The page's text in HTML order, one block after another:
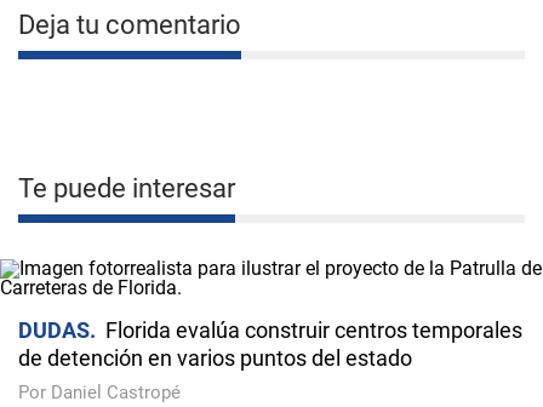
Deja tu comentario
Te puede interesar
DUDAS
Florida evalúa construir centros temporales
de detención en varios puntos del estado
Por Daniel Castropé